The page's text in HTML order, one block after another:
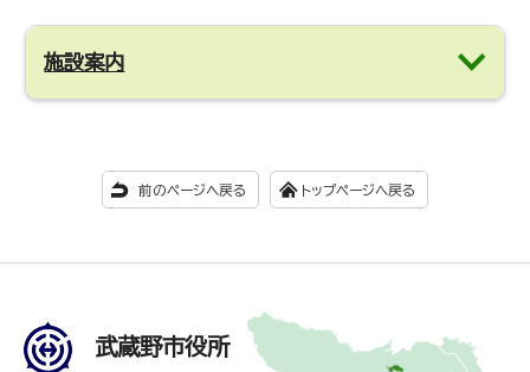
施設案内
前のページへ戻る トップページへ戻る
武蔵野市役所